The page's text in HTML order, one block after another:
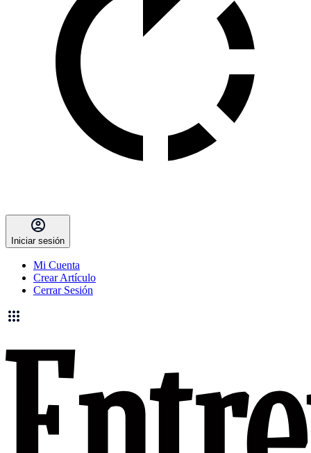
Iniciar sesión
Mi Cuenta
Crear Artículo
Cerrar Sesión